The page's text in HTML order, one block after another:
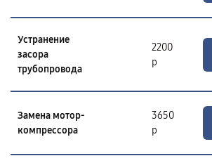
Устранение
засора
трубопровода
2200
р
Замена мотор-
компрессора
3650
р